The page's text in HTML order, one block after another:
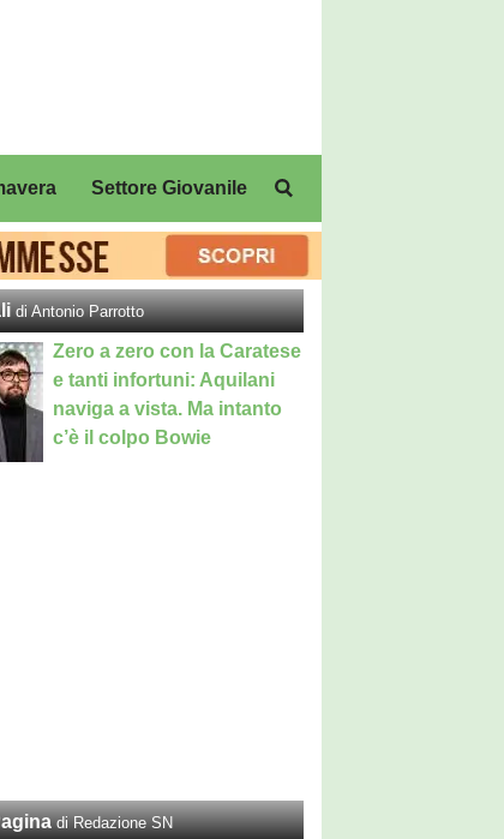
Settore Giovanile
di Antonio Parrotto
Zero a zero con la Caratese
e tanti infortuni: Aquilani
naviga a vista. Ma intanto
c’è il colpo Bowie
di Redazione SN